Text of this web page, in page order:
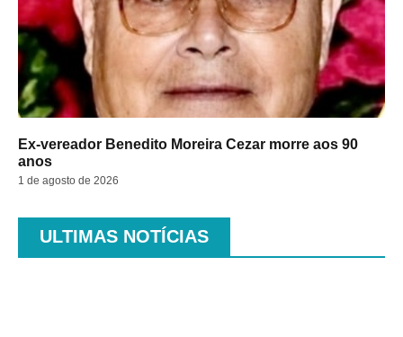
Ex-vereador Benedito Moreira Cezar morre aos 90
anos
1 de agosto de 2026
ULTIMAS NOTÍCIAS